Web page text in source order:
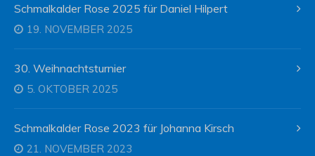
Schmalkalder Rose 2025 für Daniel Hilpert
19. NOVEMBER 2025
30. Weihnachtsturnier
5. OKTOBER 2025
Schmalkalder Rose 2023 für Johanna Kirsch
21. NOVEMBER 2023